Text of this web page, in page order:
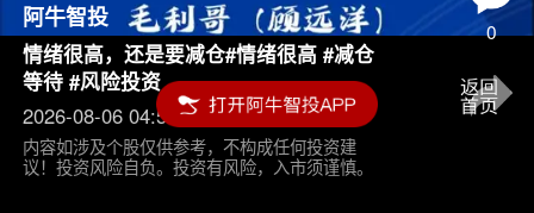
0
阿牛智投
情绪很高，还是要减仓#情绪很高 #减仓
等待 #风险投资
2026-08-06 04:55
内容如涉及个股仅供参考，不构成任何投资建
议！投资风险自负。投资有风险，入市须谨慎。